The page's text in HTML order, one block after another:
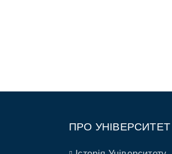
ПРО УНІВЕРСИТЕТ